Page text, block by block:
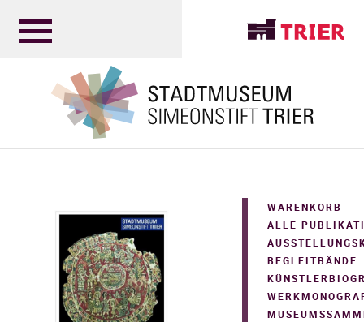
WARENKORB
ALLE
BEGLEITBÄNDE